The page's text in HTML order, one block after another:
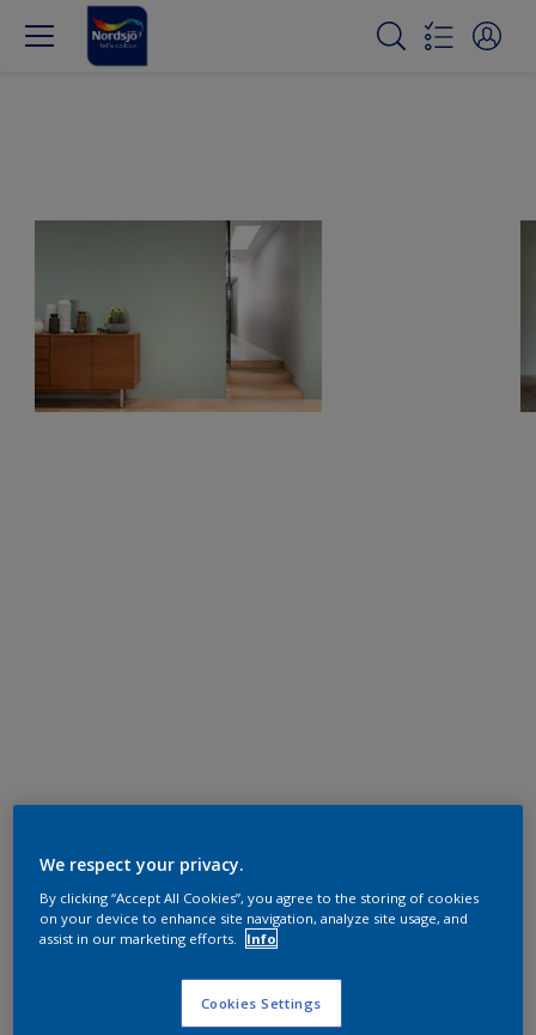
We respect your privacy.
By clicking “Accept All Cookies”, you agree to the storing of cookies
on your device to enhance site navigation, analyze site usage, and
assist in our marketing efforts.
Info
Cookies Settings